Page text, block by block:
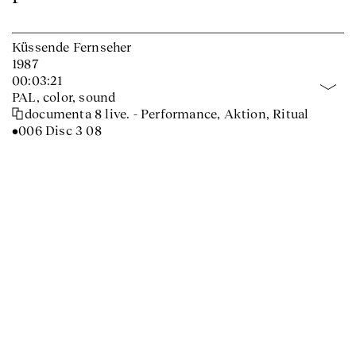
Küssende Fernseher
1987
00:03:21
PAL, color, sound
documenta 8 live. - Performance, Aktion, Ritual
•006 Disc 3 08